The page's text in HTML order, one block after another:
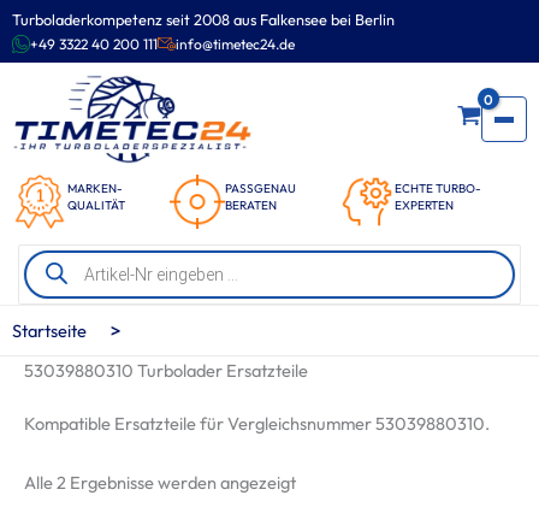
Turboladerkompetenz seit 2008 aus Falkensee bei Berlin
+49 3322 40 200 111 info@timetec24.de
MARKEN-
QUALITÄT
PASSGENAU
BERATEN
ECHTE TURBO-
EXPERTEN
0
Products
search
Zum
Inhalt
springen
Startseite >
53039880310 Turbolader Ersatzteile
Kompatible Ersatzteile für Vergleichsnummer 53039880310.
Alle 2 Ergebnisse werden angezeigtNach